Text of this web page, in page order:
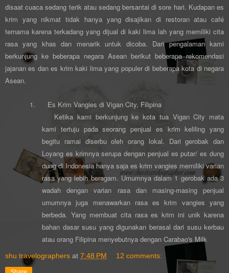
disaat cuaca sedang terik atau sedang bersantai di sore hari. Kudapan es
krim yang nikmat tidak hanya yang disajikan di restoran atau café
ternama karena terkadang yang dijual di kaki lima lah yang memiliki cita
rasa yang khas dan menarik untuk dicoba. Dari pengalaman kami
berkunjung ke beberapa negara Asean berikut beberapa rekomendasi
jajanan es dan es krim kaki lima yang populer di beberapa kota di negara
Asean.
1.
Es Krim Vangies di Vigan City, Filipina
Ketika kami berkunjung ke kota tua Vigan City mata
kami tertuju pada seorang penjual es krim keliling yang
begitu ramai diserbu oleh orang lokal. Dari gerobak dan
Loyang es krimnya serupa dengan penjual es putar/ es dung
dung di Indonesia hanya saja es krim vangies memiliki varian
rasa yang lebih beragam. Umumnya dalam 1 gerobak ada 3
wadah dengan varian rasa dan masing-masing penjual
umumnya juga menawarkan rasa es krim vangies yang
berbeda. Yang membuat cita rasa es krim ini unik karena
bahan dasar susu yang digunakan berasal dari susu kerbau
atau orang Filipina menyebutnya dengan Carabao's Milk
shu travelographers at 7:48 PM 12 comments: